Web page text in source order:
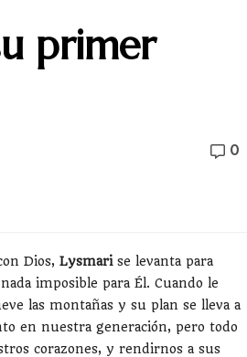
primer
0
Dios, Lysmari se levanta para
imposible para Él. Cuando le
las montañas y su plan se lleva a
en nuestra generación, pero todo
corazones, y rendirnos a sus